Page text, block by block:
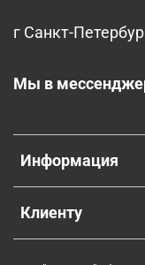
Информация
Клиенту
г Санкт-
Мы в